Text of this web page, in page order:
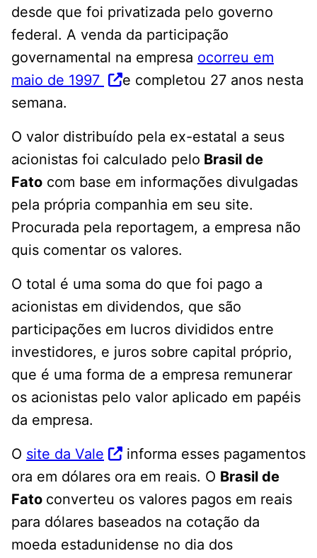
desde que foi privatizada pelo governo
federal. A venda da participação
governamental na empresa ocorreu em
maio de 1997
e completou 27 anos nesta
semana.
O valor distribuído pela ex-estatal a seus
acionistas foi calculado pelo Brasil de
Fato com base em informações divulgadas
pela própria companhia em seu site.
Procurada pela reportagem, a empresa não
quis comentar os valores.
O total é uma soma do que foi pago a
acionistas em dividendos, que são
participações em lucros divididos entre
investidores, e juros sobre capital próprio,
que é uma forma de a empresa remunerar
os acionistas pelo valor aplicado em papéis
da empresa.
O site da Vale
informa esses pagamentos
ora em dólares ora em reais. O Brasil de
Fato converteu os valores pagos em reais
para dólares baseados na cotação da
moeda estadunidense no dia dos